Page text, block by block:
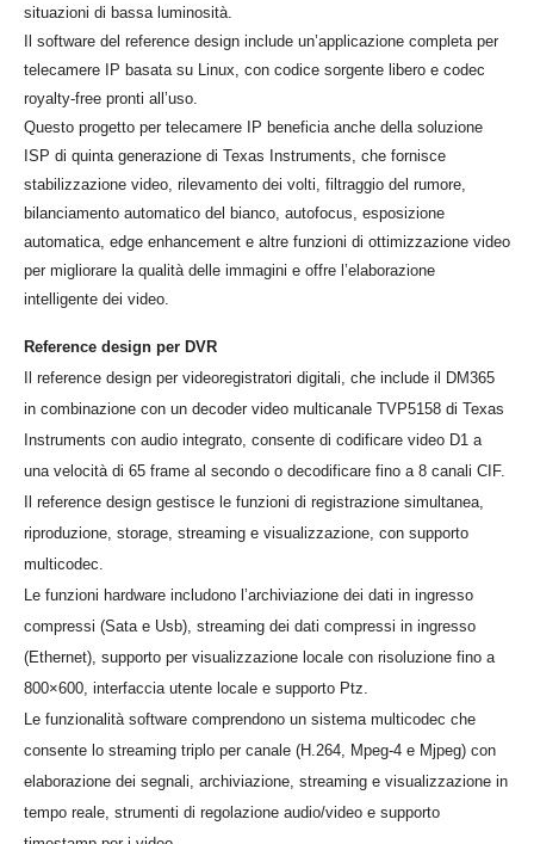
situazioni di bassa luminosità.
Il software del reference design include un’applicazione completa per
telecamere IP basata su Linux, con codice sorgente libero e codec
royalty-free pronti all’uso.
Questo progetto per telecamere IP beneficia anche della soluzione
ISP di quinta generazione di Texas Instruments, che fornisce
stabilizzazione video, rilevamento dei volti, filtraggio del rumore,
bilanciamento automatico del bianco, autofocus, esposizione
automatica, edge enhancement e altre funzioni di ottimizzazione video
per migliorare la qualità delle immagini e offre l’elaborazione
intelligente dei video.
Reference design per DVR
Il reference design per videoregistratori digitali, che include il DM365
in combinazione con un decoder video multicanale TVP5158 di Texas
Instruments con audio integrato, consente di codificare video D1 a
una velocità di 65 frame al secondo o decodificare fino a 8 canali CIF.
Il reference design gestisce le funzioni di registrazione simultanea,
riproduzione, storage, streaming e visualizzazione, con supporto
multicodec.
Le funzioni hardware includono l’archiviazione dei dati in ingresso
compressi (Sata e Usb), streaming dei dati compressi in ingresso
(Ethernet), supporto per visualizzazione locale con risoluzione fino a
800×600, interfaccia utente locale e supporto Ptz.
Le funzionalità software comprendono un sistema multicodec che
consente lo streaming triplo per canale (H.264, Mpeg-4 e Mjpeg) con
elaborazione dei segnali, archiviazione, streaming e visualizzazione in
tempo reale, strumenti di regolazione audio/video e supporto